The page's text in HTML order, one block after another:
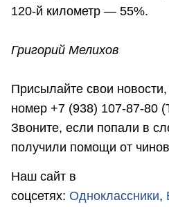
120-й километр — 55%.
Григорий Мелихов
Присылайте свои
номер +7 (938) 107-87-80
Звоните, если попали в
получили помощи от
Наш сайт в
соцсетях: Одноклассники,